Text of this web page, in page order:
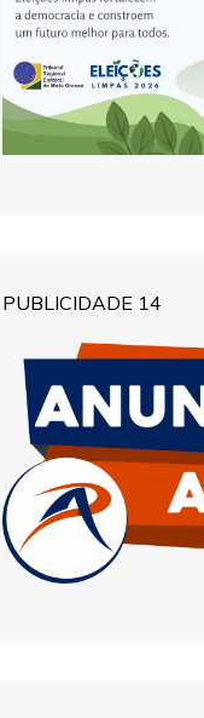
PUBLICIDADE 14